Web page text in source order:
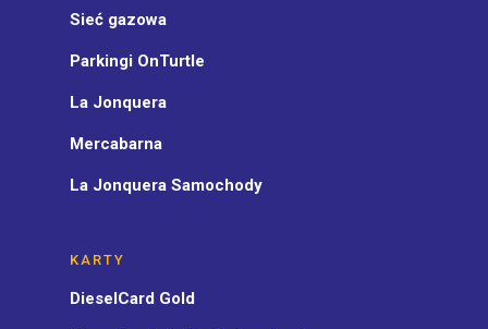
Sieć gazowa
Parkingi OnTurtle
La Jonquera
Mercabarna
La Jonquera Samochody
KARTY
DieselCard Gold